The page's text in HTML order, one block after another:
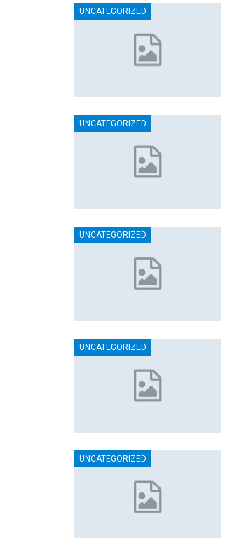
UNCATEGORIZED
UNCATEGORIZED
UNCATEGORIZED
UNCATEGORIZED
UNCATEGORIZED